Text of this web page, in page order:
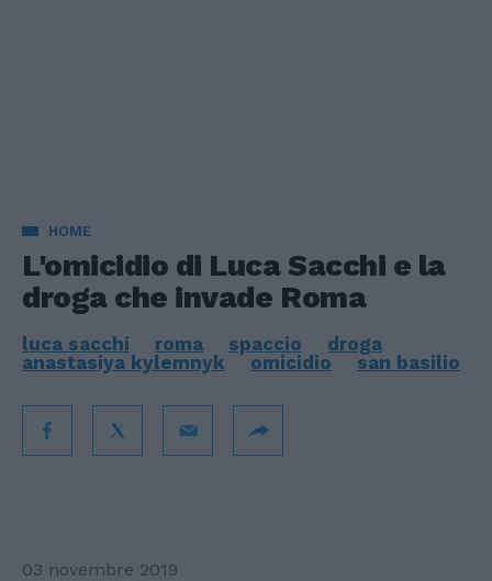
HOME
L'omicidio di Luca Sacchi e la
droga che invade Roma
luca sacchi roma spaccio
droga
anastasiya kylemnyk
omicidio san basilio
03 novembre 2019